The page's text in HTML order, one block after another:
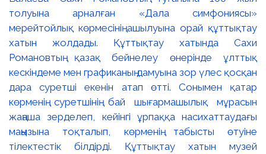
толуына арналған «Дала симфониясы»
мерейтойлық көрмесінің ашылуына орай құттықтау
хатын жолдады. Құттықтау хатында Сахи
Романовтың қазақ бейнелеу өнерінде ұлттық
кескіндеме мен графиканың дамуына зор үлес қосқан
дара суретші екенін атап өтті. Сонымен қатар
көрменің суретшінің бай шығармашылық мұрасын
жаңаша зерделеп, кейінгі ұрпаққа насихаттаудағы
маңызына тоқталып, көрменің табысты өтуіне
тілектестік білдірді. Құттықтау хатын музей